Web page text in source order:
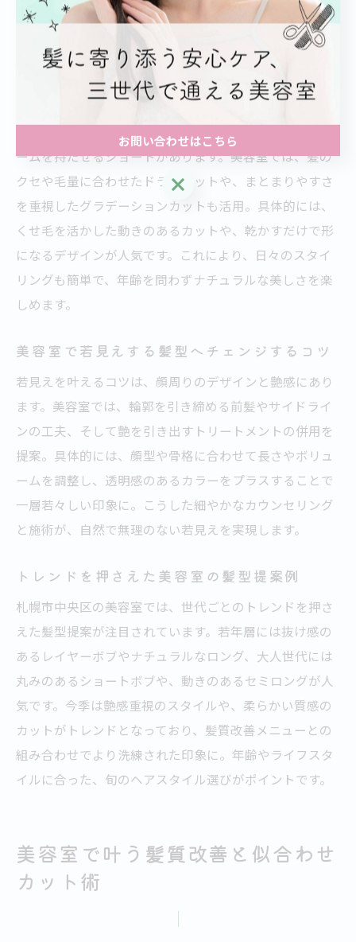
齢を問わず髪のコンディションを整えることで、若々し
く健康的な印象を維持できます。
大人世代も挑戦しやすい美容室のカット法
大人世代が挑戦しやすいカット法として、重さと軽さの
ームを持たせるショートがあります。美容室では、髪の
クセや毛量に合わせたドライカットや、まとまりやすさ
を重視したグラデーションカットも活用。具体的には、
くせ毛を活かした動きのあるカットや、乾かすだけで形
になるデザインが人気です。これにより、日々のスタイ
リングも簡単で、年齢を問わずナチュラルな美しさを楽
しめます。
美容室で若見えする髪型へチェンジするコツ
若見えを叶えるコツは、顔周りのデザインと艶感にあり
ます。美容室では、輪郭を引き締める前髪やサイドライ
ンの工夫、そして艶を引き出すトリートメントの併用を
提案。具体的には、顔型や骨格に合わせて長さやボリュ
ームを調整し、透明感のあるカラーをプラスすることで
一層若々しい印象に。こうした細やかなカウンセリング
と施術が、自然で無理のない若見えを実現します。
トレンドを押さえた美容室の髪型提案例
札幌市中央区の美容室では、世代ごとのトレンドを押さ
えた髪型提案が注目されています。若年層には抜け感の
あるレイヤーボブやナチュラルなロング、大人世代には
丸みのあるショートボブや、動きのあるセミロングが人
気です。今季は艶感重視のスタイルや、柔らかい質感の
カットがトレンドとなっており、髪質改善メニューとの
組み合わせでより洗練された印象に。年齢やライフスタ
イルに合った、旬のヘアスタイル選びがポイントです。
美容室で叶う髪質改善と似合わせ
カット術
お問い合わせはこちら
お問い合わせはこちら